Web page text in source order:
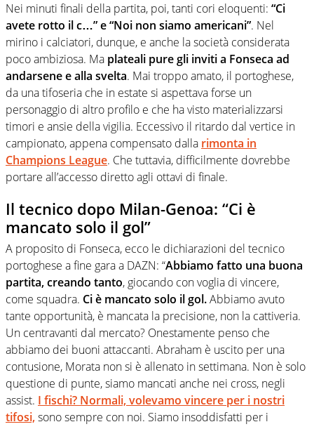
Nei minuti finali della partita, poi, tanti cori eloquenti: “Ci
avete rotto il c…” e “Noi non siamo americani”. Nel
mirino i calciatori, dunque, e anche la società considerata
poco ambiziosa. Ma plateali pure gli inviti a Fonseca ad
andarsene e alla svelta. Mai troppo amato, il portoghese,
da una tifoseria che in estate si aspettava forse un
personaggio di altro profilo e che ha visto materializzarsi
timori e ansie della vigilia. Eccessivo il ritardo dal vertice in
campionato, appena compensato dalla rimonta in
Champions League. Che tuttavia, difficilmente dovrebbe
portare all’accesso diretto agli ottavi di finale.
Il tecnico dopo Milan-Genoa: “Ci è
mancato solo il gol”
A proposito di Fonseca, ecco le dichiarazioni del tecnico
portoghese a fine gara a DAZN: “Abbiamo fatto una buona
partita, creando tanto, giocando con voglia di vincere,
come squadra. Ci è mancato solo il gol.Abbiamo avuto
tante opportunità, è mancata la precisione, non la cattiveria.
Un centravanti dal mercato? Onestamente penso che
abbiamo dei buoni attaccanti. Abraham è uscito per una
contusione, Morata non si è allenato in settimana. Non è solo
questione di punte, siamo mancati anche nei cross, negli
assist. I fischi? Normali, volevamo vincere per i nostri
tifosi,sono sempre con noi. Siamo insoddisfatti per i